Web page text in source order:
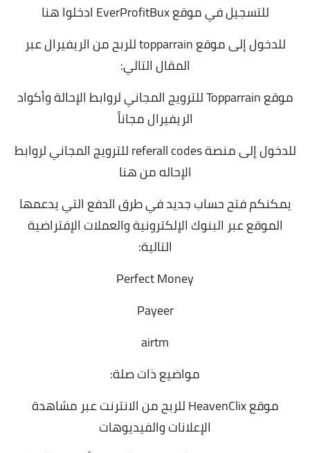
للتسجيل في موقع EverProfitBux
ادخلوا هنا
للدخول إلى موقع topparrain للربح من الريفيرال عبر
المقال التالي:
موقع Topparrain للترويج المجاني لروابط الإحالة وأكواد
الريفيرال مجاناً
للدخول إلى منصة referall codes للترويج المجاني لروابط
الإحالهمن هنا
يمكنكم فتح حساب جديد في طرق الدفع التي يدعمها
الموقع عبر البنوك الإلكترونية والعملات الإفتراضية
التالية:
Perfect Money
Payeer
airtm
مواضيع ذات صلة:
موقع HeavenClix للربح من الانترنت عبر مشاهدة
الإعلانات والفيديوهات